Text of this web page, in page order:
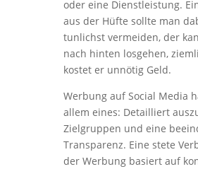
oder eine Dienstleistung.
aus der Hüfte sollte man
tunlichst vermeiden, der
nach hinten losgehen,
kostet er unnötig Geld.
Werbung auf Social Media
allem eines: Detailliert
Zielgruppen und eine
Transparenz. Eine stete
der Werbung basiert auf